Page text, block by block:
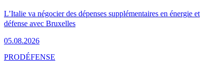
L’Italie va négocier des dépenses supplémentaires en énergie et
défense avec Bruxelles
05.08.2026
PRODÉFENSE